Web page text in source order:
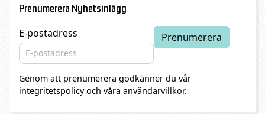
Prenumerera Nyhetsinlägg
E-postadress
Genom att prenumerera godkänner du vår
integritetspolicy och våra användarvillkor.